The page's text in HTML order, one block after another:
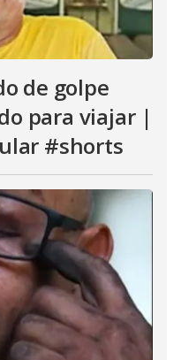
de golpe
para viajar |
#shorts